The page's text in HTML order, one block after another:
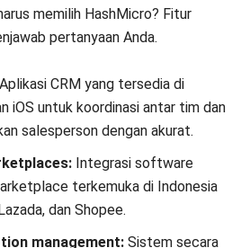
Damayanti
spesialis yang berpengalaman
topik penulisan yang diangkat
sistem ERP, integrasi proses
ERP untuk meningkatkan
operasional perusahaan.